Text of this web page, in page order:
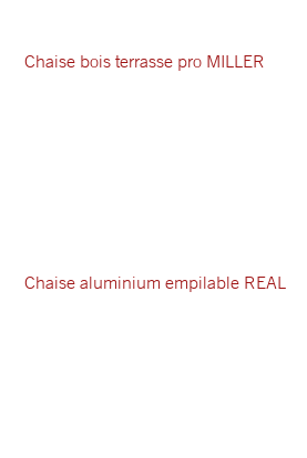
Chaise bois terrasse pro MILLER
Chaise aluminium empilable REAL